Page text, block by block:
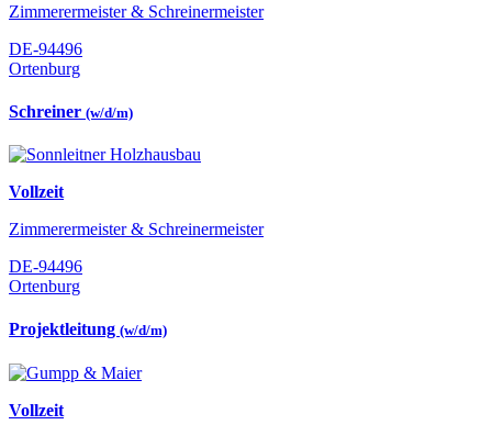
Zimmerermeister & Schreinermeister
DE-94496
Ortenburg
Schreiner (w/d/m)
Vollzeit
Zimmerermeister & Schreinermeister
DE-94496
Ortenburg
Projektleitung (w/d/m)
Vollzeit